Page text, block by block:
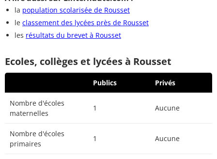
la population scolarisée de Rousset
le classement des lycées près de Rousset
les résultats du brevet à Rousset
Ecoles, collèges et lycées à Rousset
Publics Privés
Nombre d'écoles
maternelles
1 Aucune
Nombre d'écoles
primaires
1 Aucune